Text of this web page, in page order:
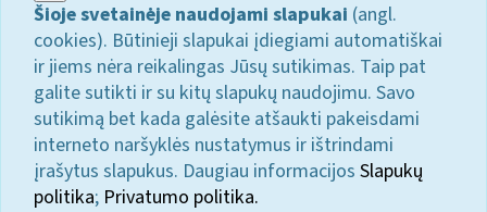
Šioje svetainėje naudojami slapukai (angl.
cookies). Būtinieji slapukai įdiegiami automatiškai
ir jiems nėra reikalingas Jūsų sutikimas. Taip pat
galite sutikti ir su kitų slapukų naudojimu. Savo
sutikimą bet kada galėsite atšaukti pakeisdami
interneto naršyklės nustatymus ir ištrindami
įrašytus slapukus. Daugiau informacijos Slapukų
politika; Privatumo politika.